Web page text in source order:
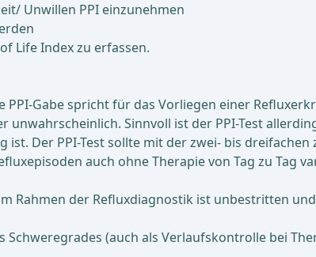
Unwillen PPI einzunehmen
Life Index zu erfassen.
Gabe spricht für das Vorliegen einer
unwahrscheinlich. Sinnvoll ist der PPI-Test
Der PPI-Test sollte mit der zwei- bis
auch ohne Therapie von Tag zu Tag
Rahmen der Refluxdiagnostik ist unbestritten
(auch als Verlaufskontrolle bei